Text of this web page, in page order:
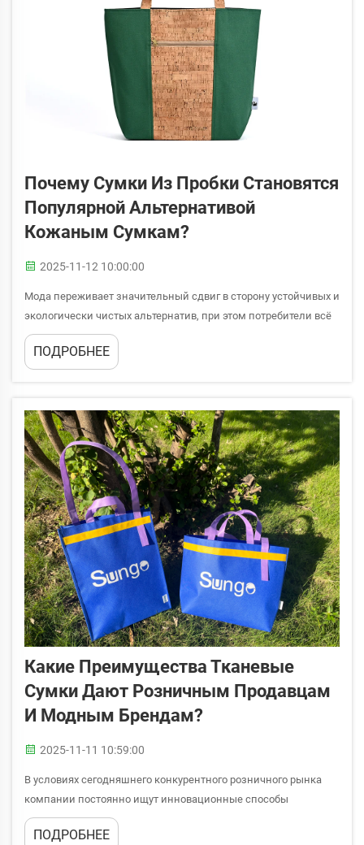
Почему Сумки Из Пробки Становятся
Популярной Альтернативой
Кожаным Сумкам?
2025-11-12 10:00:00
Мода переживает значительный сдвиг в сторону устойчивых и
экологически чистых альтернатив, при этом потребители всё
чаще ищут товары, соответствующие их экологическим
ценностям. Одним из самых заметных новшеств в этой
ПОДРОБНЕЕ
Какие Преимущества Тканевые
Сумки Дают Розничным Продавцам
И Модным Брендам?
2025-11-11 10:59:00
В условиях сегодняшнего конкурентного розничного рынка
компании постоянно ищут инновационные способы
повышения узнаваемости бренда, одновременно
предоставляя клиентам практическую пользу. Простая сумка-
ПОДРОБНЕЕ